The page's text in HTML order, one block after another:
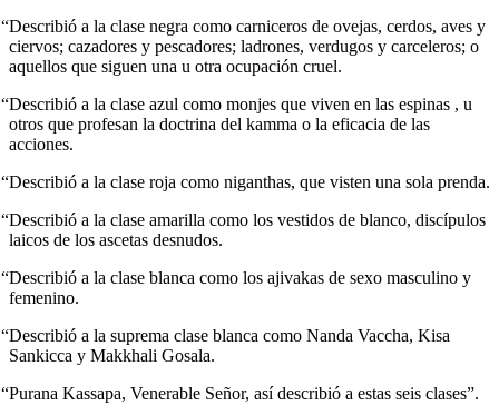
“Describió a la clase negra como carniceros de ovejas, cerdos, aves y
ciervos; cazadores y pescadores; ladrones, verdugos y carceleros; o
aquellos que siguen una u otra ocupación cruel.
“Describió a la clase azul como monjes que viven en las espinas , u
otros que profesan la doctrina del kamma o la eficacia de las
acciones.
“Describió a la clase roja como niganthas, que visten una sola prenda.
“Describió a la clase amarilla como los vestidos de blanco, discípulos
laicos de los ascetas desnudos.
“Describió a la clase blanca como los ajivakas de sexo masculino y
femenino.
“Describió a la suprema clase blanca como Nanda Vaccha, Kisa
Sankicca y Makkhali Gosala.
“Purana Kassapa, Venerable Señor, así describió a estas seis clases”.